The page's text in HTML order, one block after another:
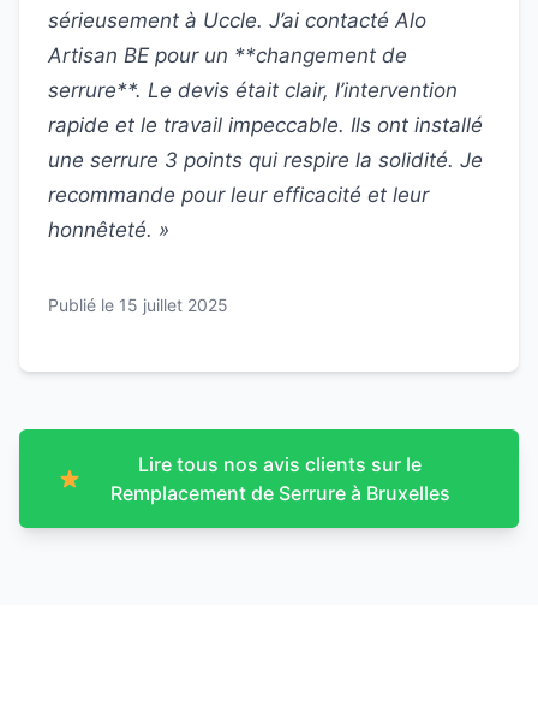
sérieusement à Uccle. J’ai contacté Alo
Artisan BE pour un **changement de
serrure**. Le devis était clair, l’intervention
rapide et le travail impeccable. Ils ont installé
une serrure 3 points qui respire la solidité. Je
recommande pour leur efficacité et leur
honnêteté. »
Publié le 15 juillet 2025
Lire tous nos avis clients sur le
Remplacement de Serrure à Bruxelles